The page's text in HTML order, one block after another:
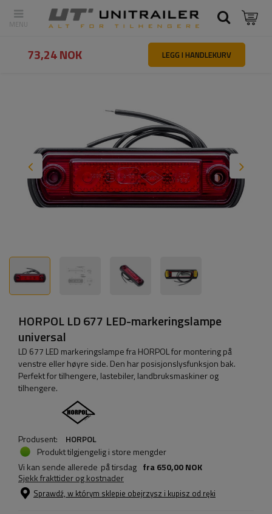
Tilbake Hovedside Belysning og elektrisk utstyr Markeringslys
HORPOL LD 677 LED-markeringslampe
universal
LD 677 LED markeringslampe fra HORPOL for montering på
venstre eller høyre side. Den har posisjonslysfunksjon bak.
Perfekt for tilhengere, lastebiler, landbruksmaskiner og
tilhengere.
Produsent:
HORPOL
Produkt tilgjengelig i store mengder
Vi kan sende allerede på tirsdag fra650,00 NOK
Sjekk frakttider og kostnader
Sprawdź, w którym sklepie obejrzysz i kupisz od ręki
73,24 NOK LEGG I HANDLEKURV